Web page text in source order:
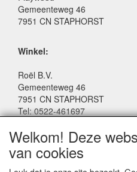
Gemeenteweg 46
7951 CN STAPHORST
Winkel:
Roël B.V.
Gemeenteweg 46
7951 CN STAPHORST
Tel: 0522-461697
Facebook:
Openingstijden Winkel:
Welkom! Deze
van cookies